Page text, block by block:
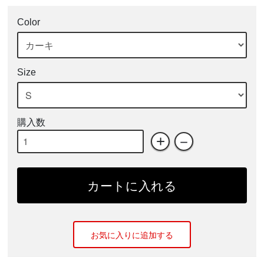
Color
Size
購入数
+ －
カートに入れる
お気に入りに追加する